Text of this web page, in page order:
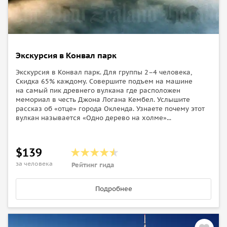
Трансфер в Port Chalmers на круизное судно.
Экскурсия в Конвал парк
Экскурсия в Конвал парк. Для группы 2–4 человека,
Скидка 65% каждому. Совершите подъем на машине
на самый пик древнего вулкана где расположен
мемориал в честь Джона Логана Кембел. Услышите
рассказ об «отце» города Окленда. Узнаете почему этот
вулкан называется «Одно дерево на холме»...
$139
за человека Рейтинг гида
Подробнее